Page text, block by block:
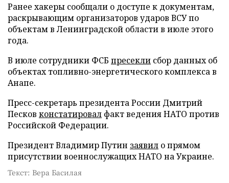
Ранее хакеры сообщали о доступе к документам,
раскрывающим организаторов ударов ВСУ по
объектам в Ленинградской области в июле этого
года.
В июле сотрудники ФСБ пресекли сбор данных об
объектах топливно-энергетического комплекса в
Анапе.
Пресс-секретарь президента России Дмитрий
Песков констатировал факт ведения НАТО против
Российской Федерации.
Президент Владимир Путин заявил о прямом
присутствии военнослужащих НАТО на Украине.
Текст: Вера Басилая